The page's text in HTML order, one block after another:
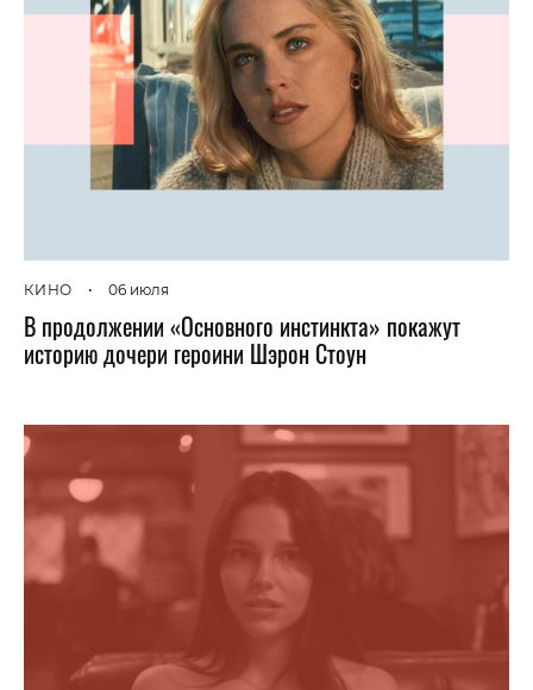
КИНО • 06 июля
В продолжении «Основного инстинкта» покажут
историю дочери героини Шэрон Стоун